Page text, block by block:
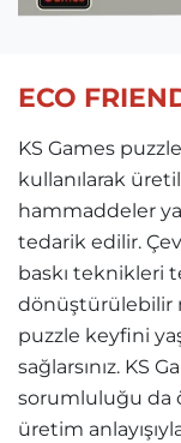
ECO
KS Games
kullanılarak
hammaddeler
tedarik edilir.
baskı teknikleri
dönüştürülebilir
puzzle keyfini
sağlarsınız. KS
sorumluluğu da
üretim